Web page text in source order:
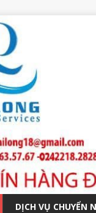
DỊCH VỤ CHUYỂN